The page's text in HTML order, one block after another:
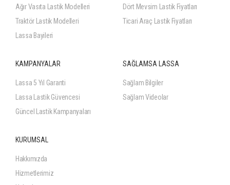
Ağır Vasıta Lastik Modelleri
Traktör Lastik Modelleri
Lassa Bayileri
Dört Mevsim Lastik Fiyatları
Ticari Araç Lastik Fiyatları
KAMPANYALAR
Lassa 5 Yıl Garanti
Lassa Lastik Güvencesi
Güncel Lastik Kampanyaları
SAĞLAMSA LASSA
Sağlam Bilgiler
Sağlam Videolar
KURUMSAL
Hakkımızda
Hizmetlerimiz